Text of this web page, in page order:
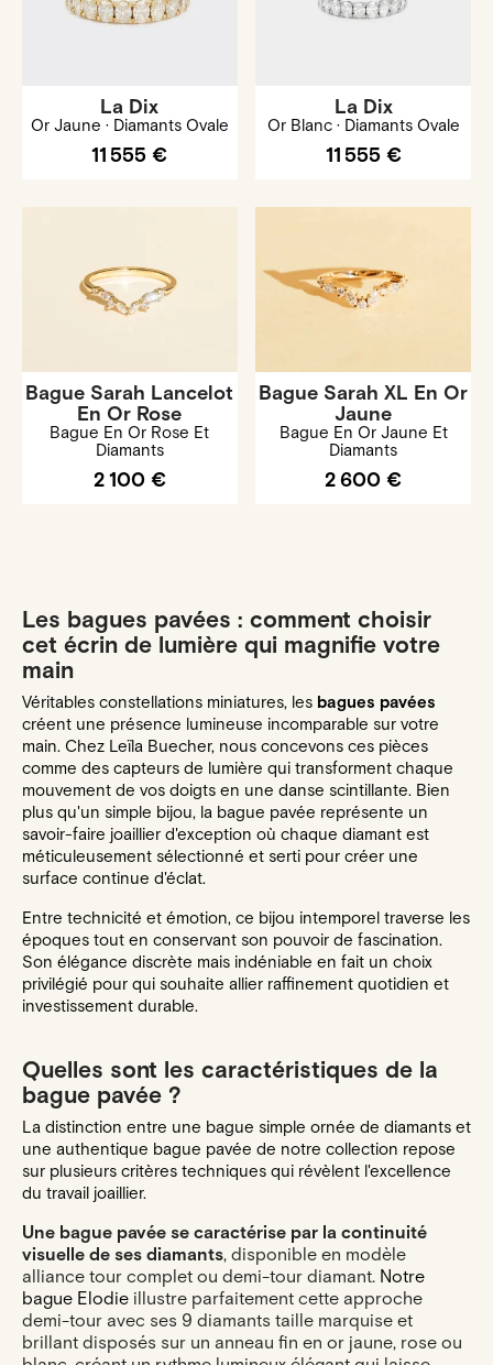
La Dix
Or Jaune · Diamants Ovale
11 555 €
La Dix
Or Blanc · Diamants Ovale
11 555 €
Bague Sarah Lancelot
En Or Rose
Bague En Or Rose Et
Diamants
2 100 €
Bague Sarah XL En Or
Jaune
Bague En Or Jaune Et
Diamants
2 600 €
Les bagues pavées : comment choisir
cet écrin de lumière qui magnifie votre
main
Véritables constellations miniatures, les bagues pavées
créent une présence lumineuse incomparable sur votre
main. Chez Leïla Buecher, nous concevons ces pièces
comme des capteurs de lumière qui transforment chaque
mouvement de vos doigts en une danse scintillante. Bien
plus qu'un simple bijou, la bague pavée représente un
savoir-faire joaillier d'exception où chaque diamant est
méticuleusement sélectionné et serti pour créer une
surface continue d'éclat.
Entre technicité et émotion, ce bijou intemporel traverse les
époques tout en conservant son pouvoir de fascination.
Son élégance discrète mais indéniable en fait un choix
privilégié pour qui souhaite allier raffinement quotidien et
investissement durable.
Quelles sont les caractéristiques de la
bague pavée ?
La distinction entre une bague simple ornée de diamants et
une authentique bague pavée de notre collection repose
sur plusieurs critères techniques qui révèlent l'excellence
du travail joaillier.
Une bague pavée se caractérise par la continuité
visuelle de ses diamants, disponible en modèle
alliance tour complet ou demi-tour diamant. Notre
bague Elodie illustre parfaitement cette approche
demi-tour avec ses 9 diamants taille marquise et
brillant disposés sur un anneau fin en or jaune, rose ou